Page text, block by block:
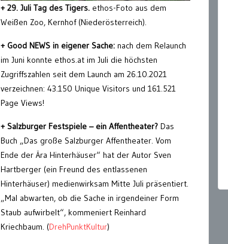
+ 29. Juli Tag des Tigers. ethos-Foto aus dem
Weißen Zoo, Kernhof (Niederösterreich).
+ Good NEWS in eigener Sache: nach dem Relaunch
im Juni konnte ethos.at im Juli die höchsten
Zugriffszahlen seit dem Launch am 26.10.2021
verzeichnen: 43.150 Unique Visitors und 161.521
Page Views!
+ Salzburger Festspiele – ein Affentheater? Das
Buch „Das große Salzburger Affentheater. Vom
Ende der Ära Hinterhäuser“ hat der Autor Sven
Hartberger (ein Freund des entlassenen
Hinterhäuser) medienwirksam Mitte Juli präsentiert.
„Mal abwarten, ob die Sache in irgendeiner Form
Staub aufwirbelt“, kommeniert Reinhard
Kriechbaum. (DrehPunktKultur)